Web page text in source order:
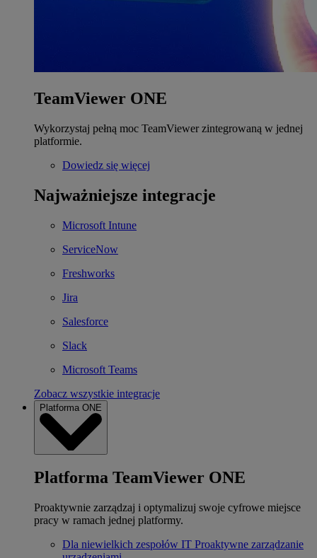
TeamViewer ONE
Wykorzystaj pełną moc TeamViewer zintegrowaną w jednej
platformie.
Dowiedz się więcej
Najważniejsze integracje
Microsoft Intune
ServiceNow
Freshworks
Jira
Salesforce
Slack
Microsoft Teams
Zobacz wszystkie integracje
Platforma ONE
Platforma TeamViewer ONE
Proaktywnie zarządzaj i optymalizuj swoje cyfrowe miejsce
pracy w ramach jednej platformy.
Dla niewielkich zespołów IT Proaktywne zarządzanie